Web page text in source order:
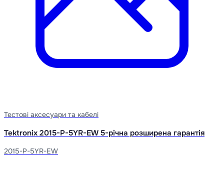
Тестові аксесуари та кабелі
Tektronix 2015-P-5YR-EW 5-річна розширена гарантія
2015-P-5YR-EW